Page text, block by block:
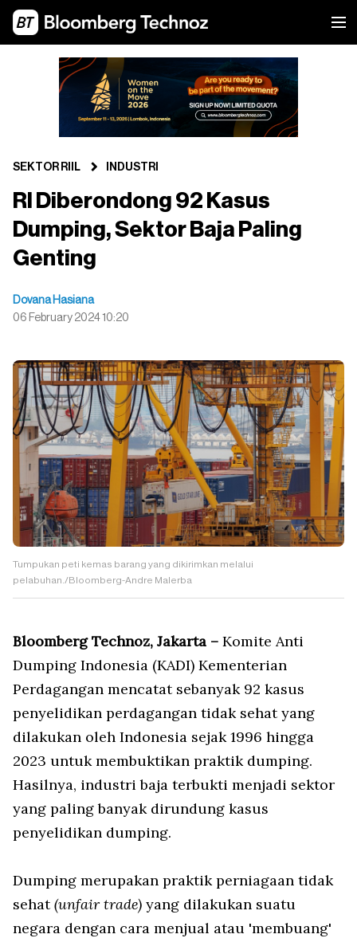
SEKTOR RIIL INDUSTRI
RI Diberondong 92 Kasus
Dumping, Sektor Baja Paling
Genting
Dovana Hasiana
06 February 2024 10:20
Tumpukan peti kemas barang yang dikirimkan melalui
pelabuhan./Bloomberg-Andre Malerba
Bloomberg Technoz, Jakarta – Komite Anti
Dumping Indonesia (KADI) Kementerian
Perdagangan mencatat sebanyak 92 kasus
penyelidikan perdagangan tidak sehat yang
dilakukan oleh Indonesia sejak 1996 hingga
2023 untuk membuktikan praktik dumping.
Hasilnya, industri baja terbukti menjadi sektor
yang paling banyak dirundung kasus
penyelidikan dumping.
Dumping merupakan praktik perniagaan tidak
sehat(unfair trade) yang dilakukan suatu
negara dengan cara menjual atau 'membuang'